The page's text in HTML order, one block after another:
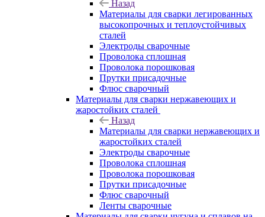
Назад
Материалы для сварки легированных
высокопрочных и теплоустойчивых
сталей
Электроды сварочные
Проволока сплошная
Проволока порошковая
Прутки присадочные
Флюс сварочный
Материалы для сварки нержавеющих и
жаростойких сталей
Назад
Материалы для сварки нержавеющих и
жаростойких сталей
Электроды сварочные
Проволока сплошная
Проволока порошковая
Прутки присадочные
Флюс сварочный
Ленты сварочные